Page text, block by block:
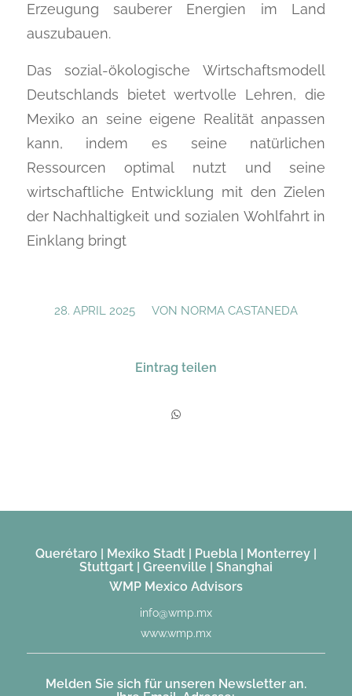
Erzeugung sauberer Energien im Land
auszubauen.
Das sozial-ökologische Wirtschaftsmodell
Deutschlands bietet wertvolle Lehren, die
Mexiko an seine eigene Realität anpassen
kann, indem es seine natürlichen
Ressourcen optimal nutzt und seine
wirtschaftliche Entwicklung mit den Zielen
der Nachhaltigkeit und sozialen Wohlfahrt in
Einklang bringt
28. APRIL 2025
/ VON NORMA CASTANEDA
Eintrag teilen
Querétaro | Mexiko Stadt | Puebla | Monterrey |
Stuttgart | Greenville | Shanghai
WMP Mexico Advisors
info@wmp.mx
www.wmp.mx
Melden Sie sich für unseren Newsletter an.